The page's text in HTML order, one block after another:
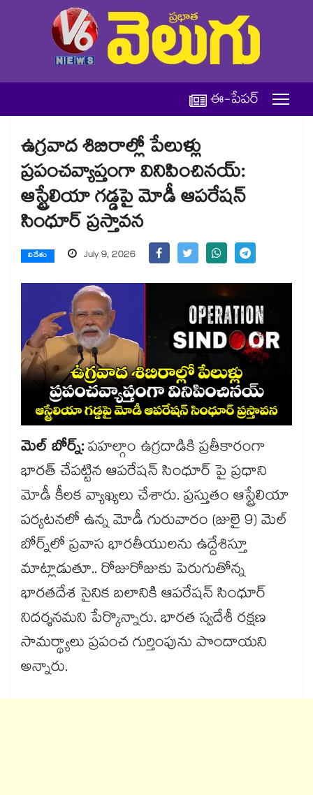
ఈ-పేపర్
ఉగ్రవాద శిబిరాల్లో పేలుళ్లు
ప్రపంచవ్యాప్తంగా వినిపించినయ్:
ఆస్ట్రేలియా గడ్డపై మోడీ ఆపరేషన్
సింధూర్ ప్రస్తావన
విదేశం July 9, 2026
మెల్ బోర్న్:పహల్గాం ఉగ్రదాడికి ప్రతీకారంగా
భారత్ చేపట్టిన ఆపరేషన్ సింధూర్ పై ప్రధాని
మోడీ కీలక వ్యాఖ్యలు చేశారు. ప్రస్తుతం ఆస్ట్రేలియా
పర్యటనలో ఉన్న మోడీ గురువారం (జులై 9) మెల్
బోర్న్‎లో ప్రవాస భారతీయులను ఉద్దేశిస్తూ
మాట్లాడుతూ.. రోజురోజుకు పెరుగుతోన్న
భారతదేశ సైనిక బలానికి ఆపరేషన్ సింధూర్
నిదర్శనమని పేర్కొన్నారు. భారత స్వదేశీ రక్షణ
సామర్థ్యాలు ప్రపంచ గుర్తింపును పొందాయని
అన్నారు.